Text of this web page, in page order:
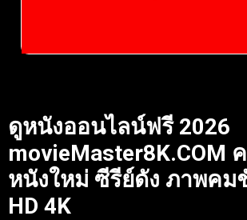
ดูหนังออนไลน์ฟรี 2026
movieMaster8K.COM
หนังใหม่ ซีรีย์ดัง ภาพคม
HD 4K